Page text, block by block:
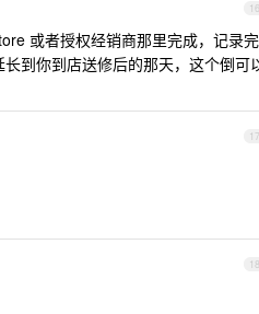
16
或者授权经销商那里完成，记录完
到你到店送修后的那天，这个倒可
17
18